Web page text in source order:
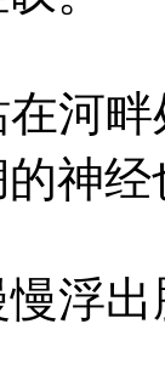
河畔
神
浮出